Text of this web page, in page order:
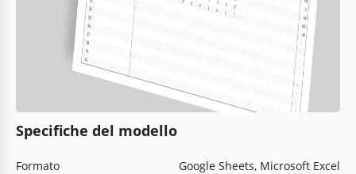
Specifiche del modello
Formato
Google Sheets, Microsoft Excel